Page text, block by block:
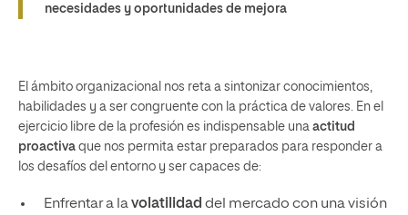
necesidades y oportunidades de mejora
El ámbito organizacional nos reta a sintonizar conocimientos,
habilidades y a ser congruente con la práctica de valores. En el
ejercicio libre de la profesión es indispensable una actitud
proactiva que nos permita estar preparados para responder a
los desafíos del entorno y ser capaces de:
Enfrentar a lavolatilidad del mercado con una visión